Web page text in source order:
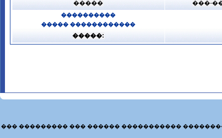
����� ���-
����������
����� ������������
�����:
��� ��������� ��� ������ �����������